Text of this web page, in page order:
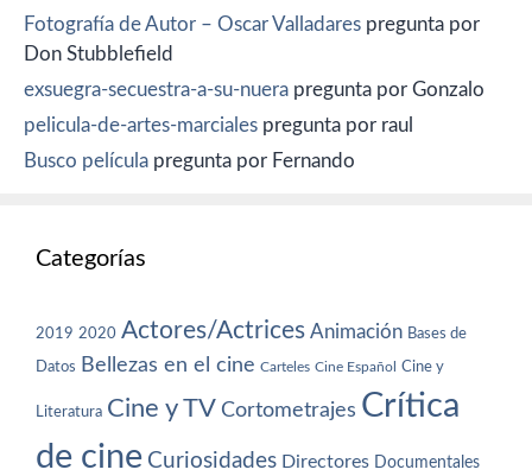
Fotografía de Autor – Oscar Valladares pregunta por
Don Stubblefield
exsuegra-secuestra-a-su-nuera pregunta por Gonzalo
pelicula-de-artes-marciales pregunta por raul
Busco película pregunta por Fernando
Categorías
2019 2020 Actores/Actrices Animación Bases de
Datos Bellezas en el cine Carteles Cine Español Cine y
Literatura Cine y TV Cortometrajes Crítica
de cine Curiosidades Directores Documentales